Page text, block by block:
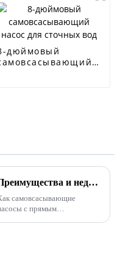
дюймовый
Преимущества и недостатки самовсасывающих насосов прямого и раздельного типа
самовсасывающие
с прямым